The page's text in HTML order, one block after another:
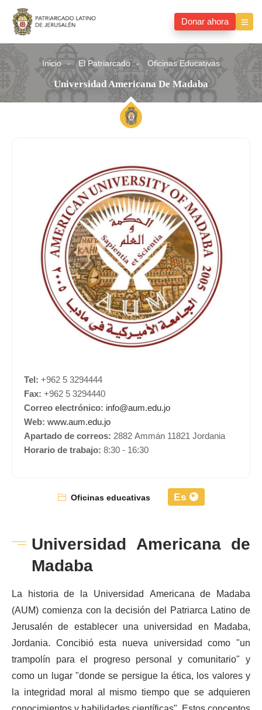
Donar ahora
Inicio El Patriarcado Oficinas Educativas
Universidad Americana De Madaba
Oficinas educativas Es
Universidad Americana de
Madaba
La historia de la Universidad Americana de Madaba
(AUM) comienza con la decisión del Patriarca Latino de
Jerusalén de establecer una universidad en Madaba,
Jordania. Concibió esta nueva universidad como "un
trampolín para el progreso personal y comunitario" y
como un lugar "donde se persigue la ética, los valores y
la integridad moral al mismo tiempo que se adquieren
Tel:+962 5 3294444
Fax:+962 5 3294440
Correo electrónico:info@aum.edu.jo
Web:www.aum.edu.jo
Apartado de correos:2882 Ammán 11821 Jordania
Horario de trabajo:8:30 - 16:30